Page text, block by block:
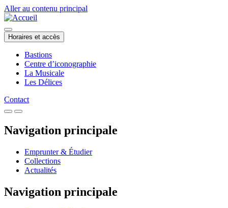
Aller au contenu principal
Horaires et accès
Bastions
Centre d’iconographie
La Musicale
Les Délices
Contact
Navigation principale
Emprunter & Étudier
Collections
Actualités
Navigation principale